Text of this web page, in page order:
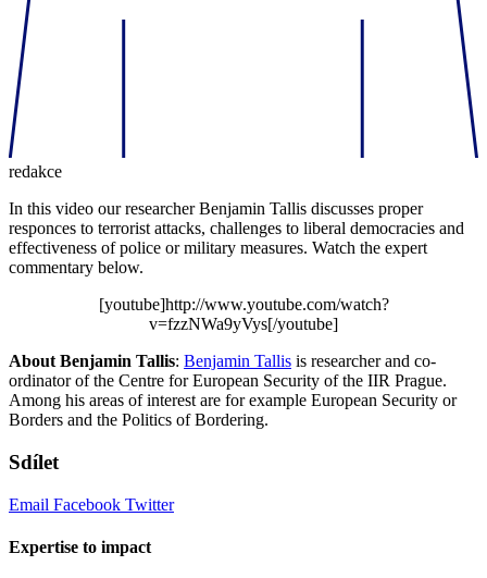
redakce
In this video our researcher Benjamin Tallis discusses proper
responces to terrorist attacks, challenges to liberal democracies and
effectiveness of police or military measures. Watch the expert
commentary below.
[youtube]http://www.youtube.com/watch?
v=fzzNWa9yVys[/youtube]
About Benjamin Tallis: Benjamin Tallis is researcher and co-
ordinator of the Centre for European Security of the IIR Prague.
Among his areas of interest are for example European Security or
Borders and the Politics of Bordering.
Sdílet
Email Facebook Twitter
Expertise to impact